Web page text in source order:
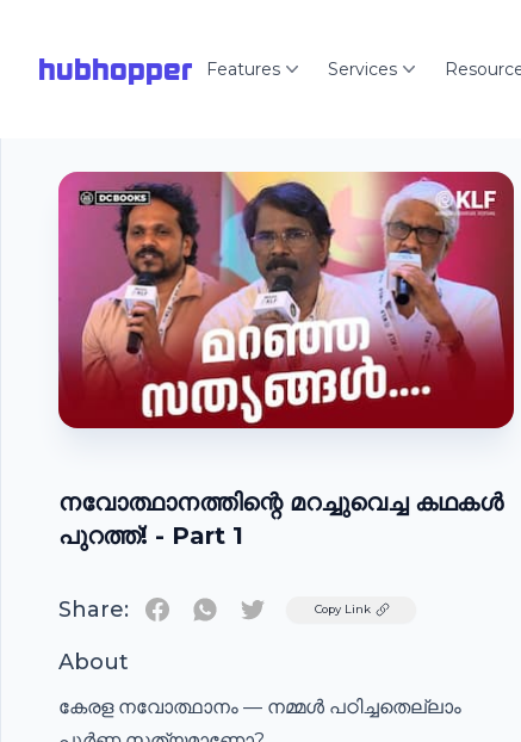
hubhopper Features Services
നവോത്ഥാനത്തിന്റെ മറച്ചുവെച്ച കഥകൾ
പുറത്ത്! - Part 1
Share: TwitterCopy Link
About
കേരള നവോത്ഥാനം — നമ്മൾ പഠിച്ചതെല്ലാം